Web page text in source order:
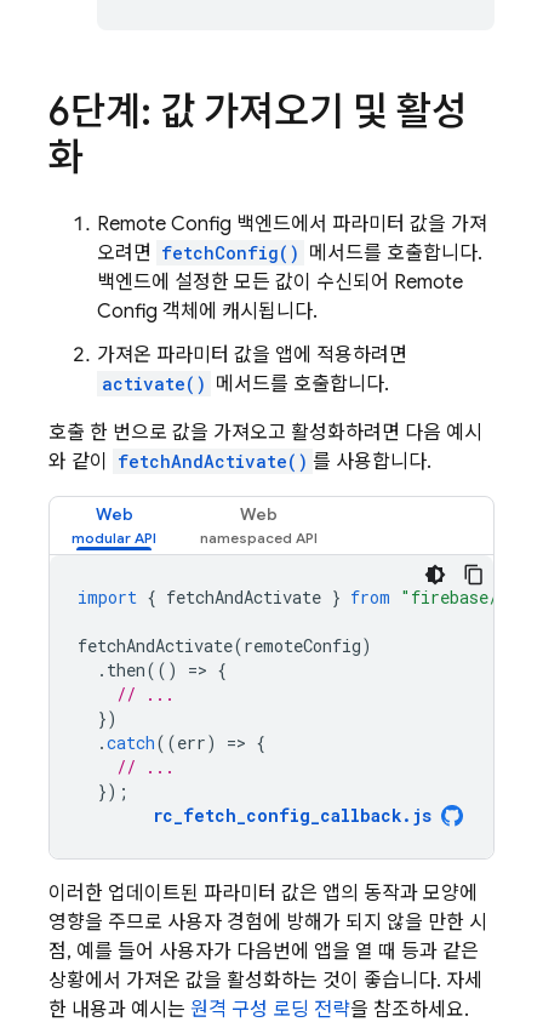
6단계: 값 가져오기 및 활성
화
Remote Config 백엔드에서 파라미터 값을 가져
오려면 fetchConfig() 메서드를 호출합니다.
백엔드에 설정한 모든 값이 수신되어 Remote
Config 객체에 캐시됩니다.
가져온 파라미터 값을 앱에 적용하려면
activate() 메서드를 호출합니다.
호출 한 번으로 값을 가져오고 활성화하려면 다음 예시
와 같이
fetchAndActivate() 를 사용합니다.
Web Web
import { fetchAndActivate } from "firebase/
fetchAndActivate(remoteConfig)
. then(() => {
// ...
})
.catch((err) => {
// ...
});
rc_fetch_config_callback. js
이러한 업데이트된 파라미터 값은 앱의 동작과 모양에
영향을 주므로 사용자 경험에 방해가 되지 않을 만한 시
점, 예를 들어 사용자가 다음번에 앱을 열 때 등과 같은
상황에서 가져온 값을 활성화하는 것이 좋습니다. 자세
한 내용과 예시는 원격 구성 로딩 전략을 참조하세요.